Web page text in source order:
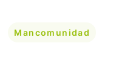
Mancomunidad